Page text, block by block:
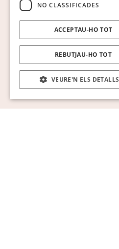
NO CLASSIFICADES
ACCEPTAU-HO TOT
REBUTJAU-HO TOT
VEURE'N ELS DETALLS